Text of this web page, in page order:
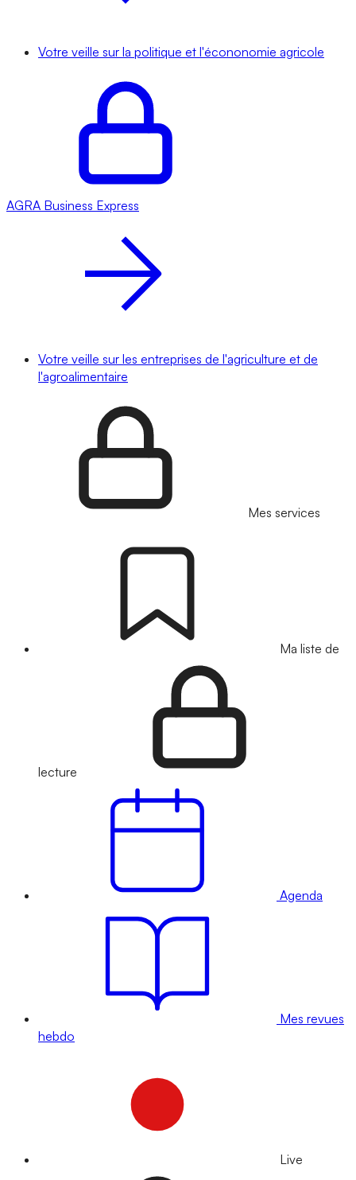
Votre veille sur la politique et l'écononomie agricole
AGRA Business Express
Votre veille sur les entreprises de l'agriculture et de
l'agroalimentaire
Mes services
Ma liste de
lecture
Agenda
Mes revues
hebdo
Live